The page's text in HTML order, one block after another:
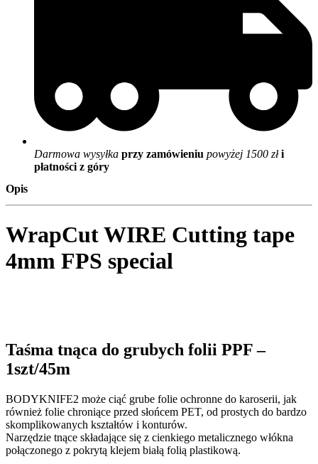
Darmowa wysyłka przy zamówieniu powyżej 1500 złi
płatności z góry
Opis
WrapCut WIRE Cutting tape
4mm FPS special
Taśma tnąca do grubych folii PPF –
1szt/45m
BODYKNIFE2 może ciąć grube folie ochronne do karoserii, jak
również folie chroniące przed słońcem PET, od prostych do bardzo
skomplikowanych kształtów i konturów.
Narzędzie tnące składające się z cienkiego metalicznego włókna
połączonego z pokrytą klejem białą folią plastikową.